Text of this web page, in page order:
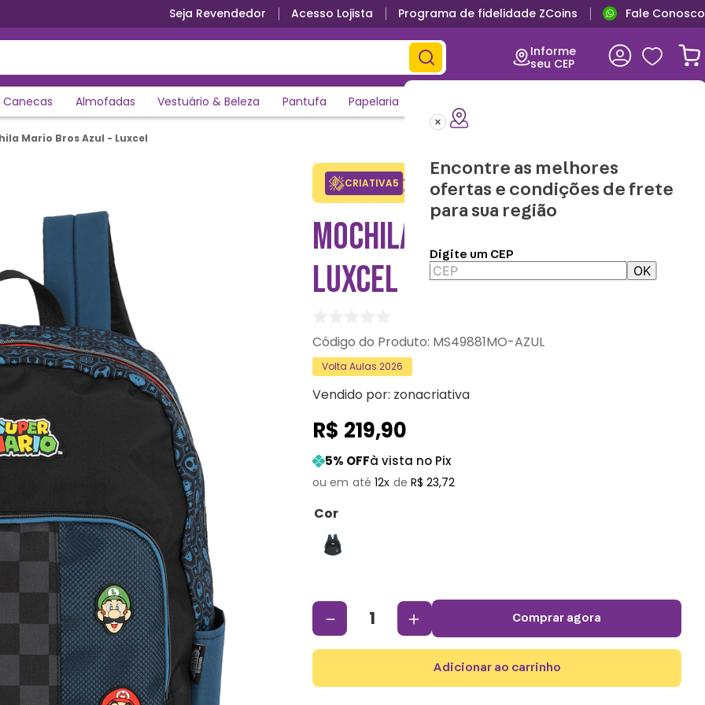
Seja Revendedor Acesso Lojista Programa de fidelidade ZCoins Fale Conosco
Informe
seu CEP
Encontre as melhores
ofertas e condições de frete
para sua região
Digite um CEP
OK
Canecas Almofadas Vestuário & Beleza Pantufa Papelaria
Mario Bros Azul - Luxcel
CRIATIVA5 Adicione o cupom no carrinho e
ganhe desconto na 1a compra.
Copiar
MOCHILA MARIO BROS AZUL -
LUXCEL
: MS49881MO-AZUL
Volta Aulas 2026
Vendido por: zonacriativa
R$ 219,90
5% OFFà vista no Pix
12 R$ 23,72
Cor
＋
－ comprar agora
adicionar ao carrinho